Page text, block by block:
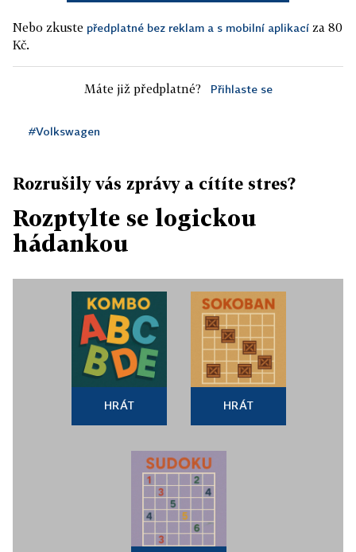
Nebo zkuste předplatné bez reklam a s mobilní aplikací za 80
Kč.
Máte již předplatné? Přihlaste se
#Volkswagen
Rozrušily vás zprávy a cítíte stres?
Rozptylte se logickou
hádankou
HRÁT HRÁT